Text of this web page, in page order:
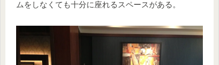
ムをしなくても十分に座れるスペースがある。